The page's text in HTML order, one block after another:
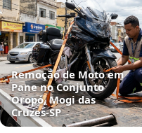
Remoção de Moto em
Pane no Conjunto
Oropó, Mogi das
Cruzes‑SP